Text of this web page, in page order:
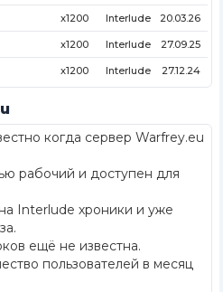
x1200 Interlude 20.03.26
x1200 Interlude 27.09.25
x1200 Interlude 27.12.24
когда сервер Warfrey.eu
рабочий и доступен для
Interlude хроники и уже
ещё не известна.
пользователей в месяц